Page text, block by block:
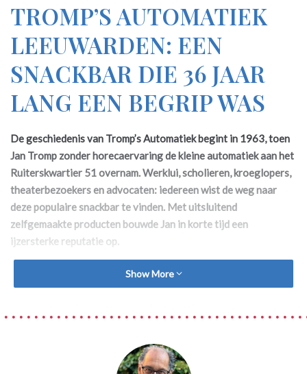
TROMP’S AUTOMATIEK
LEEUWARDEN: EEN
SNACKBAR DIE 36 JAAR
LANG EEN BEGRIP WAS
De geschiedenis van Tromp’s Automatiek begint in 1963, toen
Jan Tromp zonder horecaervaring de kleine automatiek aan het
Ruiterskwartier 51 overnam. Werklui, scholieren, kroeglopers,
theaterbezoekers en advocaten: iedereen wist de weg naar
deze populaire snackbar te vinden. Met uitsluitend
zelfgemaakte producten bouwde Jan in korte tijd een
ijzersterke reputatie op.
Show More